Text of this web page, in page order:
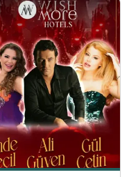
hemen rezervasyon